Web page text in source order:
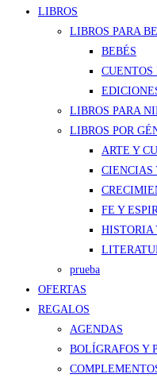
LIBROS
LIBROS PARA
BEBÉS
CUENTOS
LIBROS PARA
LIBROS POR
ARTE Y
CIENCIAS
FE Y
HISTORIA
prueba
OFERTAS
REGALOS
AGENDAS
BOLÍGRAFOS Y